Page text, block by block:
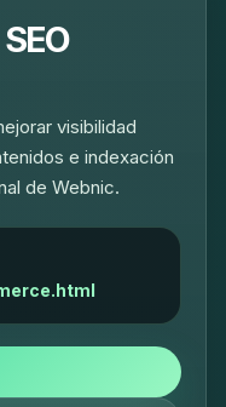
visibilidad
e indexación
de Webnic.